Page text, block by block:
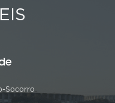
Socorro